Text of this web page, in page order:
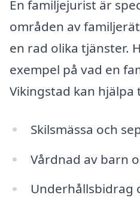
En familjejurist är
områden av
en rad olika tjänster.
exempel på vad en
Vikingstad kan hjälpa
Skilsmässa och
Vårdnad av barn
Underhållsbidrag